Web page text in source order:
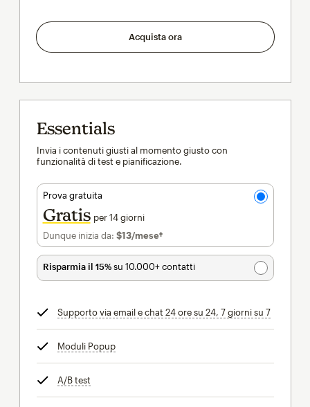
Acquista ora
Essentials
Invia i contenuti giusti al momento giusto con
funzionalità di test e pianificazione.
Prova gratuita
Gratis per 14 giorni
Dunque inizia da: $13/mese†al mese†
Risparmia il 15%su 10.000+ contatti
Supporto via email e chat 24 ore su 24, 7 giorni su 7tooltip
Moduli Popuptooltip
A/B test